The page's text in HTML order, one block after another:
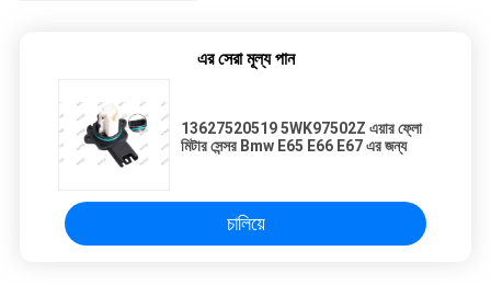
এর সেরা মূল্য পান
13627520519 5WK97502Z এয়ার ফ্লো
মিটার সেন্সর Bmw E65 E66 E67 এর জন্য
চালিয়ে